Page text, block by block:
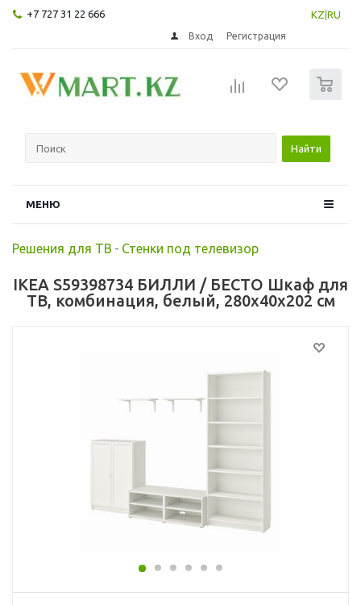
+7 727 31 22 666 KZ RU
Вход Регистрация
Найти
МЕНЮ
Решения для ТВ - Стенки под телевизор
IKEA S59398734 БИЛЛИ / БЕСТО Шкаф для
ТВ, комбинация, белый, 280x40x202 см